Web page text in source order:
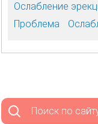
Ослабление
Проблема
Поиск по